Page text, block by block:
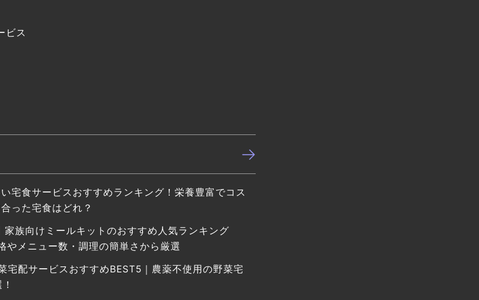
ビス
い宅食サービスおすすめランキング！栄養豊富でコス
った宅食はどれ？
家族向けミールキットのおすすめ人気ランキング
やメニュー数・調理の簡単さから厳選
宅配サービスおすすめBEST5｜農薬不使用の野菜宅